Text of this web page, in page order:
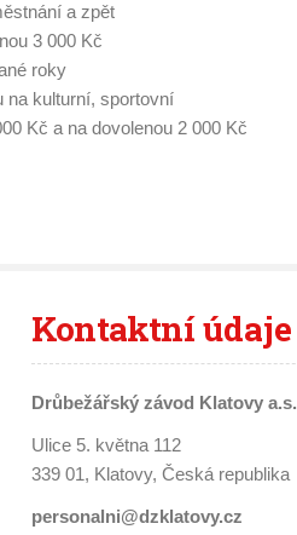
a zpět
3 000 Kč
roky
na kulturní, sportovní
Kč a na dovolenou 2 000 Kč
Kontaktníúdaje
Drůbežářský závod Klatovy a.s.
Ulice 5. května 112
339 01, Klatovy, Česká republika
personalni@dzklatovy.cz